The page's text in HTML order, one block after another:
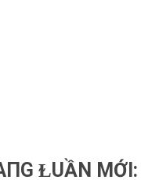
ⱢUẦN